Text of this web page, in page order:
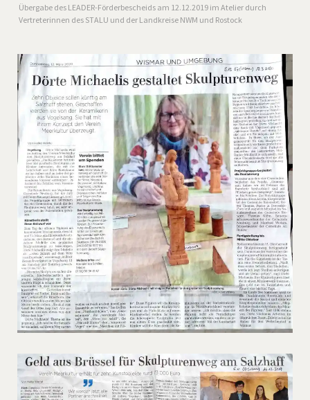
Übergabe des LEADER-Förderbescheids am 12.12.2019 im Atelier durch
Vertreterinnen des STALU und der Landkreise NWM und Rostock